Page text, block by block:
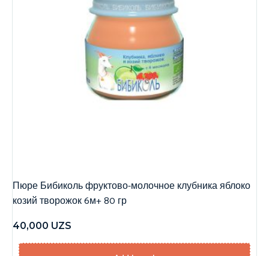
Пюре Бибиколь фруктово-молочное клубника яблоко
козий творожок 6м+ 80 гр
40,000 UZS